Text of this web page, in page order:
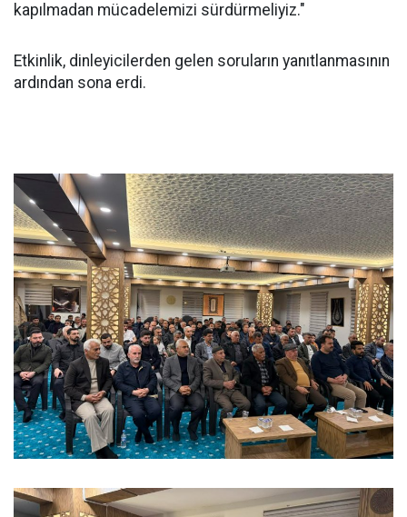
kapılmadan mücadelemizi sürdürmeliyiz."
Etkinlik, dinleyicilerden gelen soruların yanıtlanmasının
ardından sona erdi.